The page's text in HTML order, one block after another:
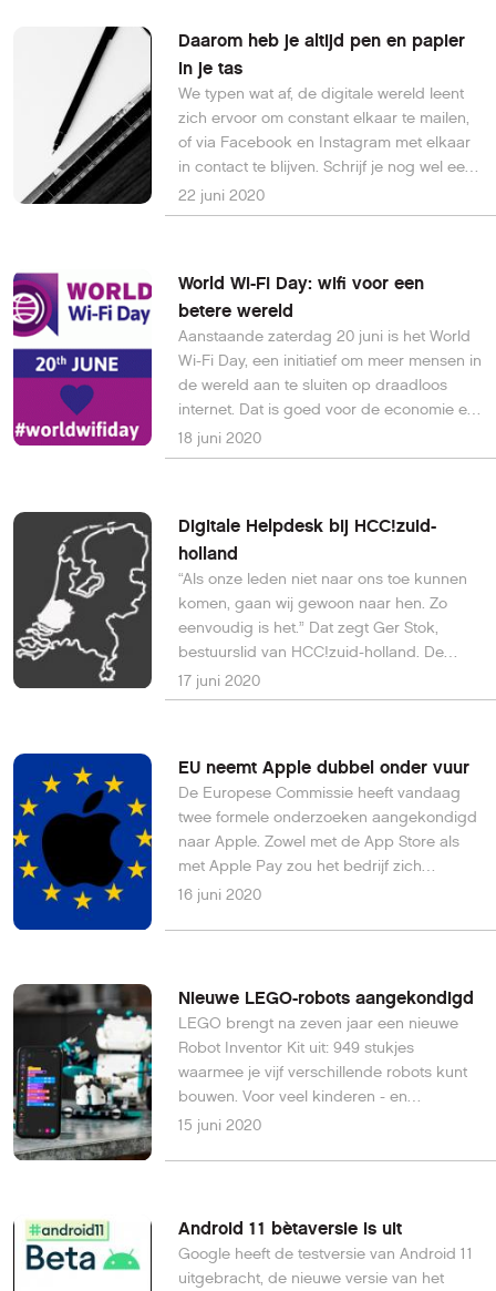
Daarom heb je altijd pen en papier
in je tas
We typen wat af, de digitale wereld leent
zich ervoor om constant elkaar te mailen,
of via Facebook en Instagram met elkaar
in contact te blijven. Schrijf je nog wel eens
iets met de hand? Waarom is dat zo
belangrijk?
22 juni 2020
World Wi-FI Day: wifi voor een
betere wereld
Aanstaande zaterdag 20 juni is het World
Wi-Fi Day, een initiatief om meer mensen in
de wereld aan te sluiten op draadloos
internet. Dat is goed voor de economie en
voor de mensen zelf, zegt de
initiatiefnemer.
18 juni 2020
Digitale Helpdesk bij HCC!zuid-
holland
“Als onze leden niet naar ons toe kunnen
komen, gaan wij gewoon naar hen. Zo
eenvoudig is het.” Dat zegt Ger Stok,
bestuurslid van HCC!zuid-holland. De
regio organiseert sinds kort via wij.hcc.nl
een Digitale Helpdesk voor leden die
tussen 19.00 en 21.00 uur zitten vrijwilligers
klaar om de HCC-leden te helpen.
17 juni 2020
EU neemt Apple dubbel onder vuur
De Europese Commissie heeft vandaag
twee formele onderzoeken aangekondigd
naar Apple. Zowel met de App Store als
met Apple Pay zou het bedrijf zich
schuldig maken aan oneerlijke
16 juni 2020
Nieuwe LEGO-robots aangekondigd
LEGO brengt na zeven jaar een nieuwe
Robot Inventor Kit uit: 949 stukjes
waarmee je vijf verschillende robots kunt
bouwen. Voor veel kinderen - en
volwassenen - is het bouwen van LEGO-
15 juni 2020
Android 11 bètaversie is uit
Google heeft de testversie van Android 11
uitgebracht, de nieuwe versie van het